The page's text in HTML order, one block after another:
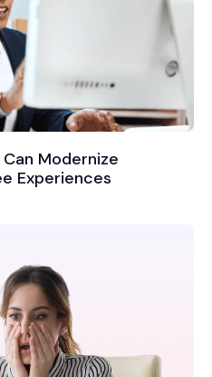
Modernize
Experiences